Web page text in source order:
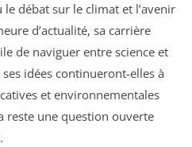
débat sur le climat et l’avenir
d’actualité, sa carrière
de naviguer entre science et
idées continueront-elles à
et environnementales
reste une question ouverte